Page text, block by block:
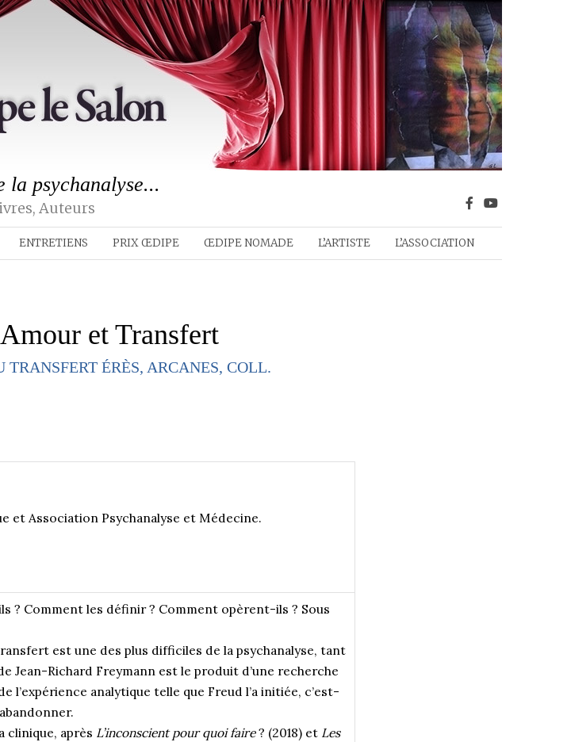
la psychanalyse...
Auteurs
ENTRETIENS PRIX ŒDIPE ŒDIPE NOMADE L’ARTISTE L’ASSOCIATION
et Transfert
ÉRÈS, ARCANES, COLL.
et Association Psychanalyse et Médecine.
Comment les définir ? Comment opèrent-ils ? Sous
est une des plus difficiles de la psychanalyse, tant
Jean-Richard Freymann est le produit d’une recherche
l’expérience analytique telle que Freud l’a initiée, c’est-
clinique, après L’inconscient pour quoi faire? (2018) et Les